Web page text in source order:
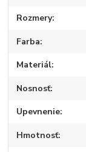
Rozmery
Farba
Materiál
Nosnosť
Upevnenie
Hmotnosť